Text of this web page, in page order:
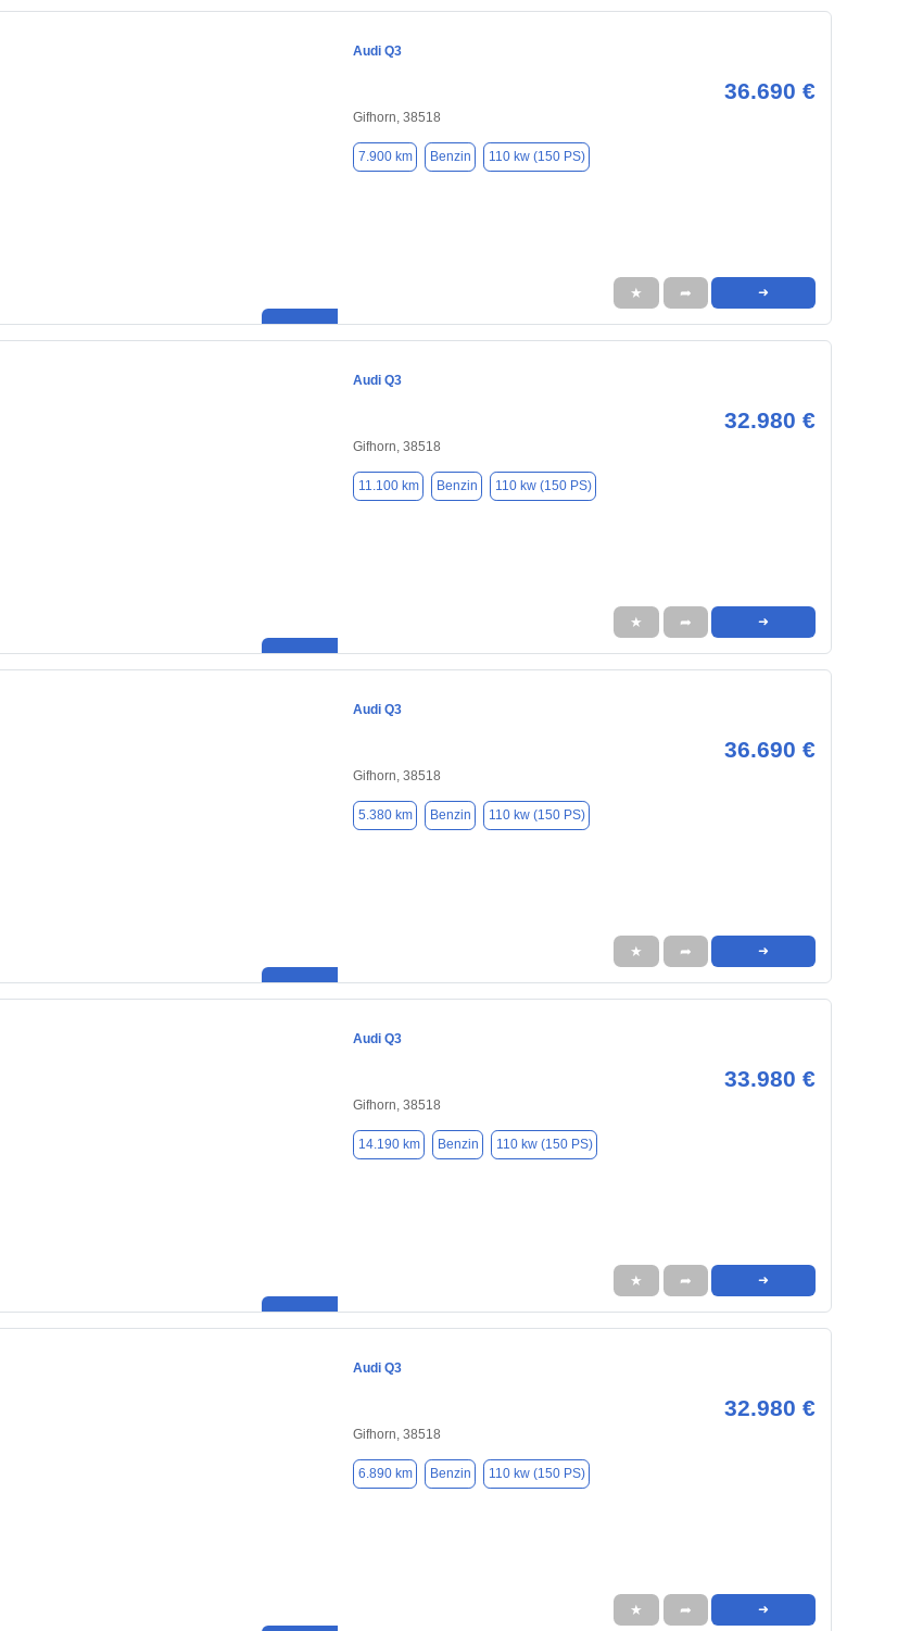
Audi Q3
36.690 €
Gifhorn, 38518
7.900 km Benzin 110 kw (150 PS)
★ ➦ ➜
Audi Q3
32.980 €
Gifhorn, 38518
11.100 km Benzin 110 kw (150 PS)
★ ➦ ➜
Audi Q3
36.690 €
Gifhorn, 38518
5.380 km Benzin 110 kw (150 PS)
★ ➦ ➜
Audi Q3
33.980 €
Gifhorn, 38518
14.190 km Benzin 110 kw (150 PS)
★ ➦ ➜
Audi Q3
32.980 €
Gifhorn, 38518
6.890 km Benzin 110 kw (150 PS)
★ ➦ ➜